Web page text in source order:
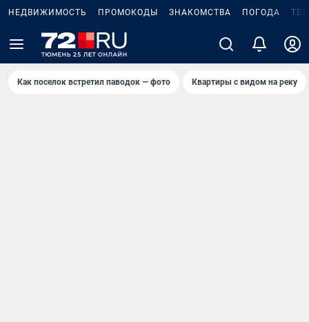
НЕДВИЖИМОСТЬ ПРОМОКОДЫ ЗНАКОМСТВА ПОГОДА
Как поселок встретил паводок — фото Квартиры с видом на реку